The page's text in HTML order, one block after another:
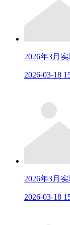
2026年3月
2026-03-18
2026年3月
2026-03-18